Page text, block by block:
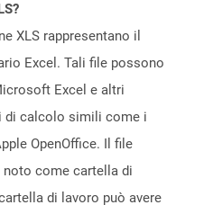
XLS rappresentano il
Excel. Tali file possono
Excel e altri
di calcolo simili come i
OpenOffice. Il file
noto come cartella di
di lavoro può avere